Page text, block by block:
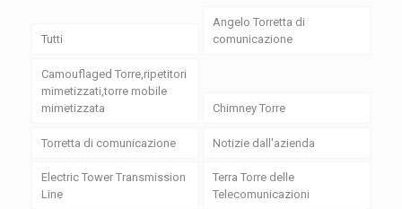
Tutti
Angelo Torretta di
comunicazione
Camouflaged Torre,ripetitori
mimetizzati,torre mobile
mimetizzata
Chimney Torre
Torretta di comunicazione Notizie dall'azienda
Electric Tower Transmission
Line
Terra Torre delle
Telecomunicazioni